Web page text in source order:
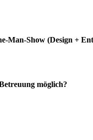
Show (Design +
möglich?